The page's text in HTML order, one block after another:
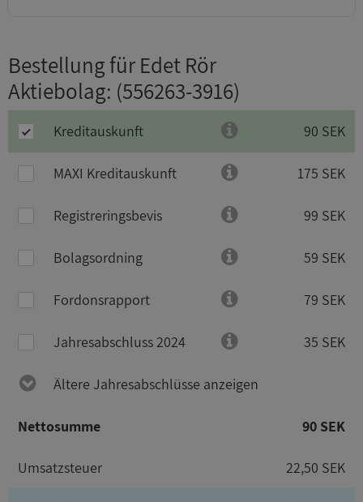
Bestellung für Edet Rör
Aktiebolag: (556263-3916)
Kreditauskunft 90 SEK
MAXI Kreditauskunft 175 SEK
Registreringsbevis 99 SEK
Bolagsordning 59 SEK
Fordonsrapport 79 SEK
Jahresabschluss 2024 35 SEK
Ältere Jahresabschlüsse anzeigen
Nettosumme 90 SEK
Umsatzsteuer 22,50 SEK